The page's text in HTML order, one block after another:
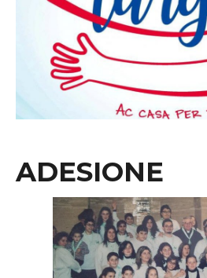
ADESIONE